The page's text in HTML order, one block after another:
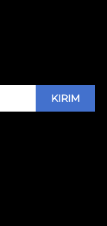
KIRIM